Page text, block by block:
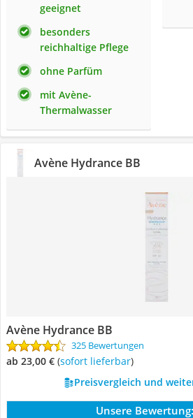
geeignet
besonders
reichhaltige Pflege
ohne Parfüm
mit Avène-
Thermalwasser
Avène Hydrance BB
Avène Hydrance BB
325 Bewertungen
ab 23,00 € ( Sofort lieferbar)
Preisvergleich und
Unsere Bewertung: